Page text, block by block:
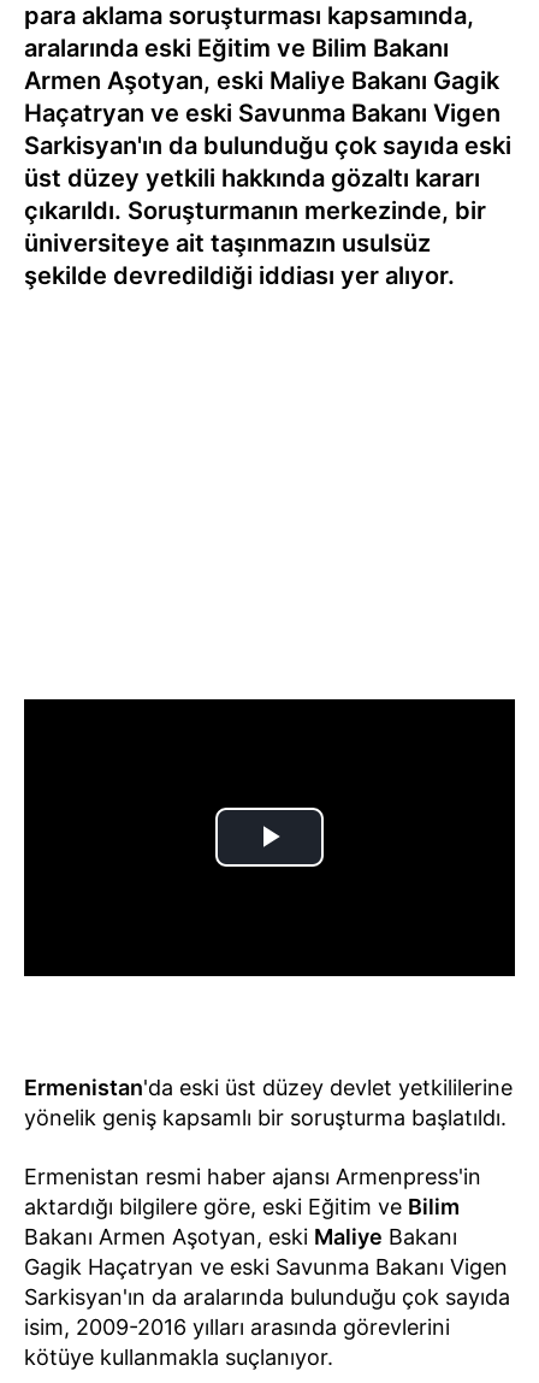
para aklama soruşturması kapsamında,
aralarında eski Eğitim ve Bilim Bakanı
Armen Aşotyan, eski Maliye Bakanı Gagik
Haçatryan ve eski Savunma Bakanı Vigen
Sarkisyan'ın da bulunduğu çok sayıda eski
üst düzey yetkili hakkında gözaltı kararı
çıkarıldı. Soruşturmanın merkezinde, bir
üniversiteye ait taşınmazın usulsüz
şekilde devredildiği iddiası yer alıyor.
Ermenistan'da eski üst düzey devlet yetkililerine
yönelik geniş kapsamlı bir soruşturma başlatıldı.
Ermenistan resmi haber ajansı Armenpress'in
aktardığı bilgilere göre, eski Eğitim ve Bilim
Bakanı Armen Aşotyan, eski Maliye Bakanı
Gagik Haçatryan ve eski Savunma Bakanı Vigen
Sarkisyan'ın da aralarında bulunduğu çok sayıda
isim, 2009-2016 yılları arasında görevlerini
kötüye kullanmakla suçlanıyor.